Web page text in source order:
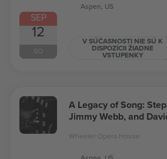
SEP
12
SO
Aspen, US
V SÚČASNOSTI NIE SÚ K
DISPOZÍCII ŽIADNE
VSTUPENKY
A Legacy of Song:
Jimmy Webb, and
Wheeler Opera House